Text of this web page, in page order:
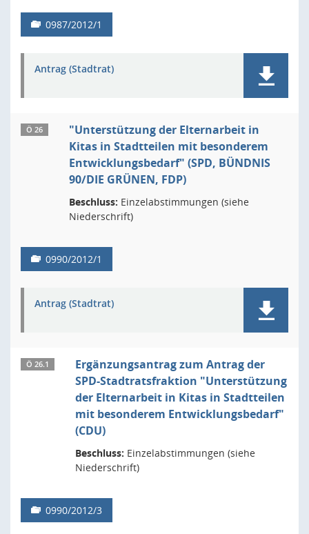
0987/2012/1
Antrag (Stadtrat)
Ö 26
"Unterstützung der Elternarbeit in
Kitas in Stadtteilen mit besonderem
Entwicklungsbedarf" (SPD, BÜNDNIS
90/DIE GRÜNEN, FDP)
Beschluss: Einzelabstimmungen (siehe
Niederschrift)
0990/2012/1
Antrag (Stadtrat)
Ö 26.1
Ergänzungsantrag zum Antrag der
SPD-Stadtratsfraktion "Unterstützung
der Elternarbeit in Kitas in Stadtteilen
mit besonderem Entwicklungsbedarf"
(CDU)
Beschluss: Einzelabstimmungen (siehe
Niederschrift)
0990/2012/3